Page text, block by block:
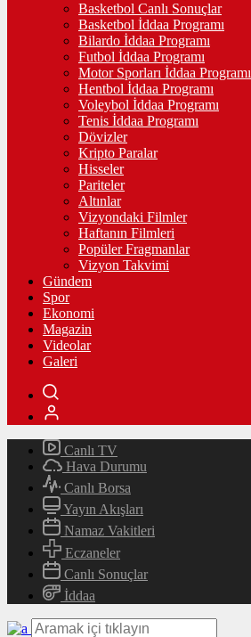
Basketbol Canlı Sonuçlar
Basketbol İddaa Programı
Bilardo İddaa Programı
Futbol İddaa Programı
Motor Sporları İddaa Programı
Hentbol İddaa Programı
Voleybol İddaa Programı
Tenis İddaa Programı
Dövizler
Kripto Paralar
Hisseler
Pariteler
Altınlar
Vizyondaki Filmler
Haftanın Filmleri
Popüler Fragmanlar
Vizyon Takvimi
Gündem
Spor
Ekonomi
Magazin
Videolar
Galeri
Canlı TV
Hava Durumu
Canlı Borsa
Yayın Akışları
Namaz Vakitleri
Eczaneler
Canlı Sonuçlar
İddaa